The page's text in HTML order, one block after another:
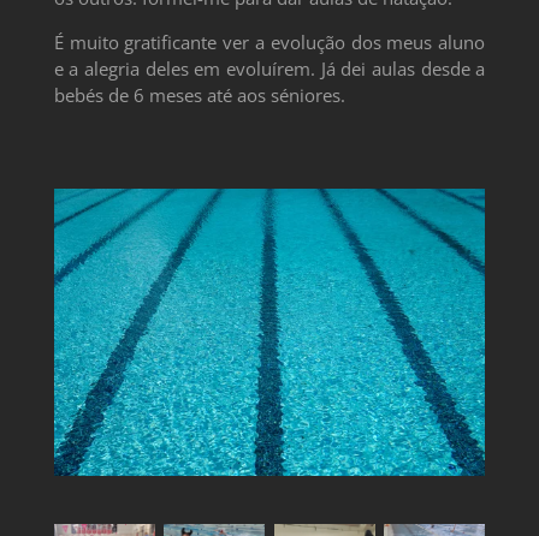
É muito gratificante ver a evolução dos meus aluno
e a alegria deles em evoluírem. Já dei aulas desde a
bebés de 6 meses até aos séniores.